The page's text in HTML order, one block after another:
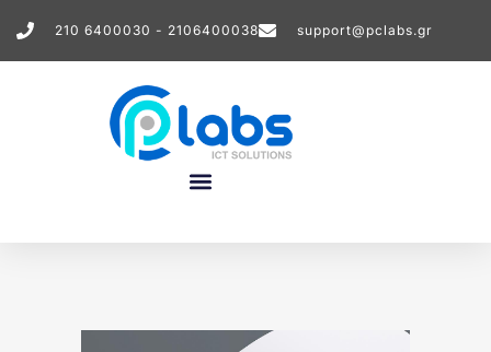
210 6400030 - 2106400038 support@pclabs.gr